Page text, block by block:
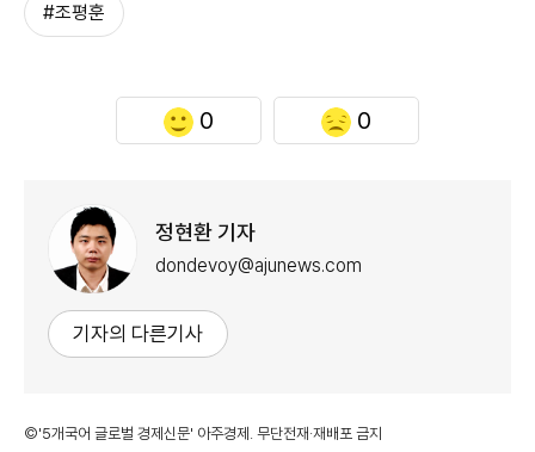
#조평훈
0 0
정현환 기자
dondevoy@ajunews.com
기자의 다른기사
©'5개국어 글로벌 경제신문' 아주경제. 무단전재·재배포 금지